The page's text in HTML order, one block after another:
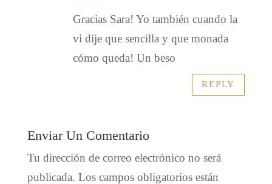
Gracias Sara! Yo también cuando la
vi dije que sencilla y que monada
cómo queda! Un beso
REPLY
Enviar Un Comentario
Tu dirección de correo electrónico no será
publicada. Los campos obligatorios están